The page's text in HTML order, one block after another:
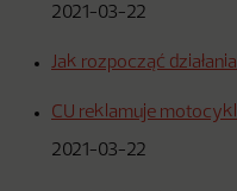
2021-03-22
Jak rozpocząć
CU reklamuje
2021-03-22